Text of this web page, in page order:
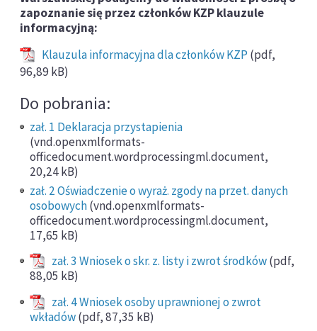
zapoznanie się przez członków KZP klauzule
informacyjną:
Klauzula informacyjna dla członków KZP(pdf,
96,89 kB)
Do pobrania:
zał. 1 Deklaracja przystapienia
(vnd.openxmlformats-
officedocument.wordprocessingml.document,
20,24 kB)
zał. 2 Oświadczenie o wyraż. zgody na przet. danych
osobowych(vnd.openxmlformats-
officedocument.wordprocessingml.document,
17,65 kB)
zał. 3 Wniosek o skr. z. listy i zwrot środków(pdf,
88,05 kB)
zał. 4 Wniosek osoby uprawnionej o zwrot
wkładów(pdf, 87,35 kB)